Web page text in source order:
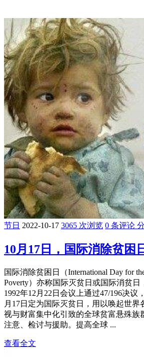
节日 2022-10-17 3065 次浏览 0 条评论
10月17日，国际消除贫困
国际消除贫困日（International Day for
Poverty）亦称国际灭贫日或国际消贫日
1992年12月22日会议上通过47/196决议
月17日定为国际灭贫日，用以唤起世界
视与财富集中化引致的全球贫富悬殊族
注意、检讨与援助。提高全球 ...
查看全文